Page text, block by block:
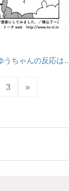
うちゃんの反応は
3 »